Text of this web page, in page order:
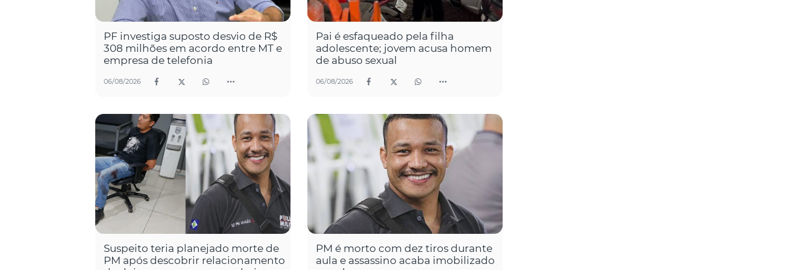
PF investiga suposto desvio de R$
308 milhões em acordo entre MT e
empresa de telefonia
06/08/2026
Pai é esfaqueado pela filha
adolescente; jovem acusa homem
de abuso sexual
06/08/2026
Suspeito teria planejado morte de
PM após descobrir relacionamento
PM é morto com dez tiros durante
aula e assassino acaba imobilizado